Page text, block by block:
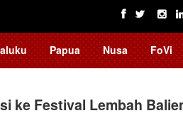
Papua Nusa FoVi
BRIN Fokus Kembangkan